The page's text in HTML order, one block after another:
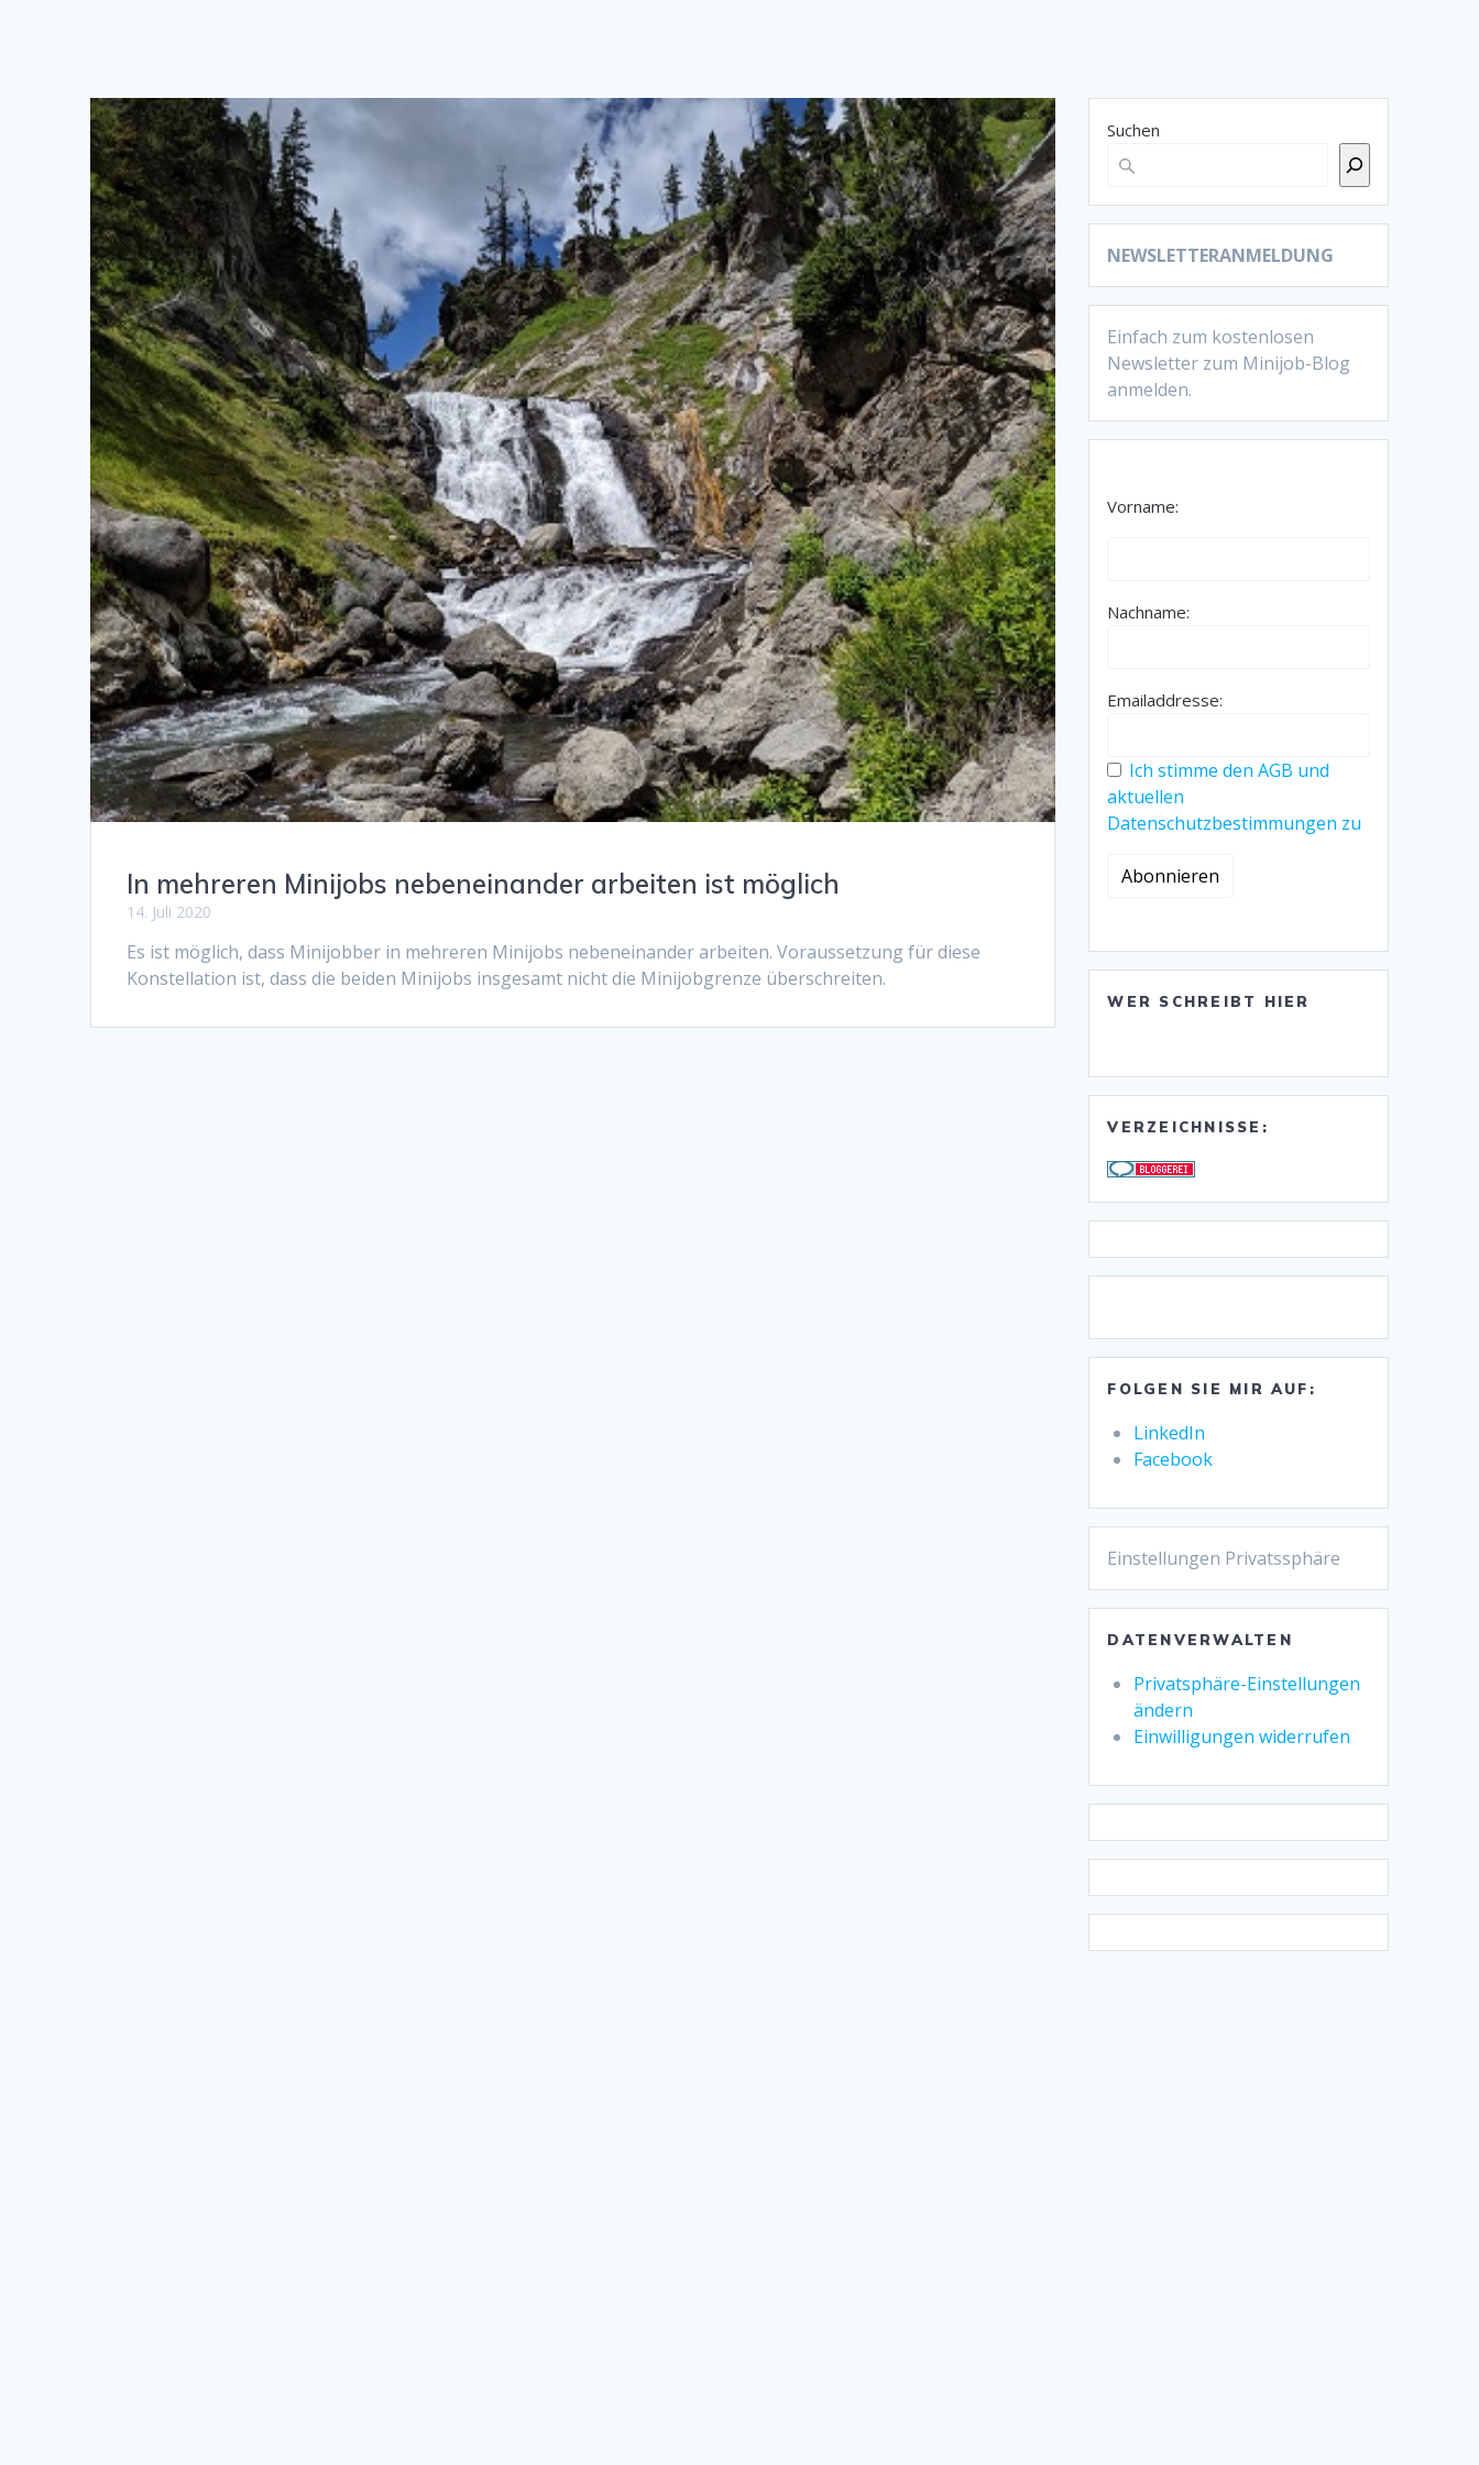
In mehreren Minijobs nebeneinander arbeiten ist möglich
14. Juli 2020
Es ist möglich, dass Minijobber in mehreren Minijobs nebeneinander arbeiten. Voraussetzung für diese
Konstellation ist, dass die beiden Minijobs insgesamt nicht die Minijobgrenze überschreiten.
Suchen
NEWSLETTERANMELDUNG
Einfach zum kostenlosen
Newsletter zum Minijob-Blog
anmelden.
Vorname:
Nachname:
Emailaddresse:
Ich stimme den AGB und
aktuellen
Datenschutzbestimmungen zu
WER SCHREIBT HIER
VERZEICHNISSE:
FOLGEN SIE MIR AUF:
LinkedIn
Facebook
Einstellungen Privatssphäre
DATENVERWALTEN
Privatsphäre-Einstellungen
ändern
Einwilligungen widerrufen